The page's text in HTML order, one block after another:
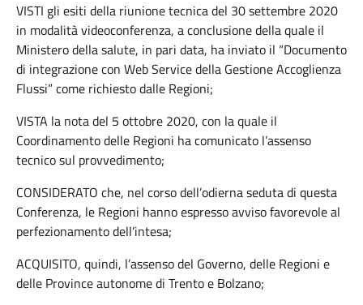
VISTI gli esiti della riunione tecnica del 30 settembre 2020
in modalità videoconferenza, a conclusione della quale il
Ministero della salute, in pari data, ha inviato il “Documento
di integrazione con Web Service della Gestione Accoglienza
Flussi” come richiesto dalle Regioni;
VISTA la nota del 5 ottobre 2020, con la quale il
Coordinamento delle Regioni ha comunicato l’assenso
tecnico sul provvedimento;
CONSIDERATO che, nel corso dell’odierna seduta di questa
Conferenza, le Regioni hanno espresso avviso favorevole al
perfezionamento dell’intesa;
ACQUISITO, quindi, l’assenso del Governo, delle Regioni e
delle Province autonome di Trento e Bolzano;